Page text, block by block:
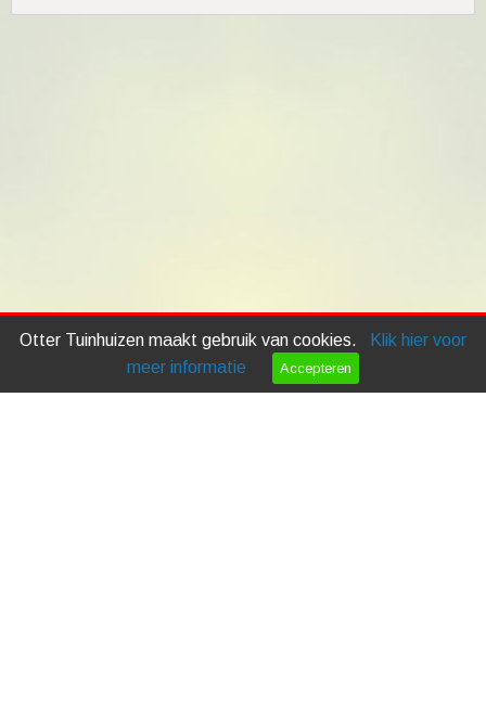
Otter Tuinhuizen maakt gebruik van cookies.
Klik hier voor
meer informatie
Accepteren